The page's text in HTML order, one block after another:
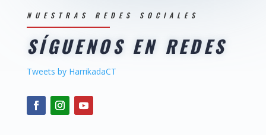
NUESTRAS REDES SOCIALES
SÍGUENOS EN REDES
Tweets by HarrikadaCT